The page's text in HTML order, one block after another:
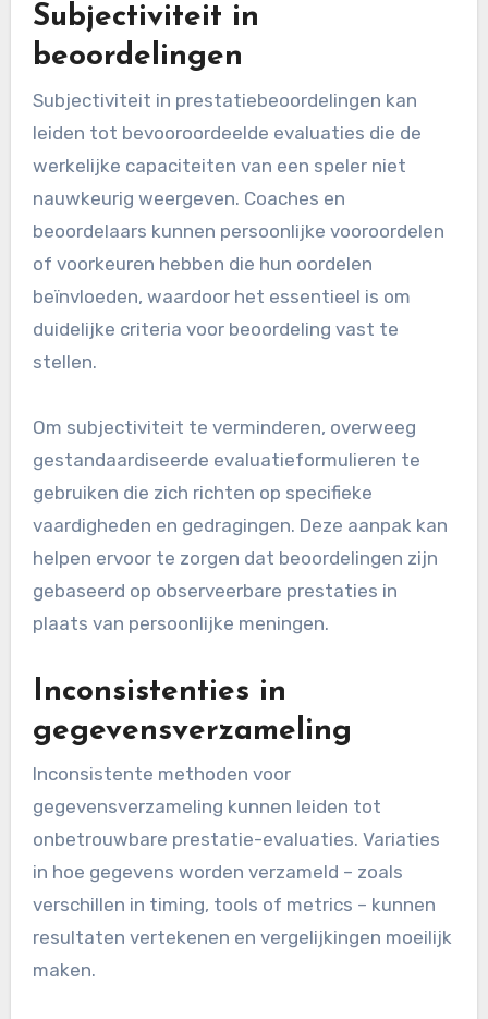
Subjectiviteit in
beoordelingen
Subjectiviteit in prestatiebeoordelingen kan
leiden tot bevooroordeelde evaluaties die de
werkelijke capaciteiten van een speler niet
nauwkeurig weergeven. Coaches en
beoordelaars kunnen persoonlijke vooroordelen
of voorkeuren hebben die hun oordelen
beïnvloeden, waardoor het essentieel is om
duidelijke criteria voor beoordeling vast te
stellen.
Om subjectiviteit te verminderen, overweeg
gestandaardiseerde evaluatieformulieren te
gebruiken die zich richten op specifieke
vaardigheden en gedragingen. Deze aanpak kan
helpen ervoor te zorgen dat beoordelingen zijn
gebaseerd op observeerbare prestaties in
plaats van persoonlijke meningen.
Inconsistenties in
gegevensverzameling
Inconsistente methoden voor
gegevensverzameling kunnen leiden tot
onbetrouwbare prestatie-evaluaties. Variaties
in hoe gegevens worden verzameld – zoals
verschillen in timing, tools of metrics – kunnen
resultaten vertekenen en vergelijkingen moeilijk
maken.